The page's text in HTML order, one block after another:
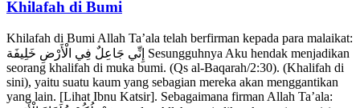
Khilafah di Bumi Allah Ta’ala telah berfirman kepada para malaikat:
seorang khalifah di muka bumi. (Qs al-Baqarah/2:30). (Khalifah di
sini), yaitu suatu kaum yang sebagian mereka akan menggantikan
yang lain. [Lihat Ibnu Katsir]. Sebagaimana firman Allah Ta’ala:
وَيَجْعَلُكُمْ خُلَفَاءَ الْأَرْض … dan Allah menjadikan kamu (manusia)
[…]